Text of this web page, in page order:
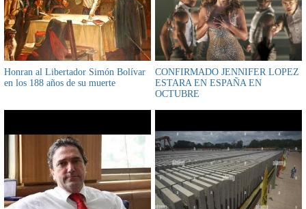
Honran al Libertador Simón Bolívar
en los 188 años de su muerte
CONFIRMADO JENNIFER LOPEZ
ESTARA EN ESPAÑA EN
OCTUBRE